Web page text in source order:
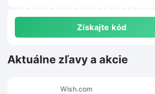
Získajte kód
Aktuálne zľavy a akcie
Wish.com